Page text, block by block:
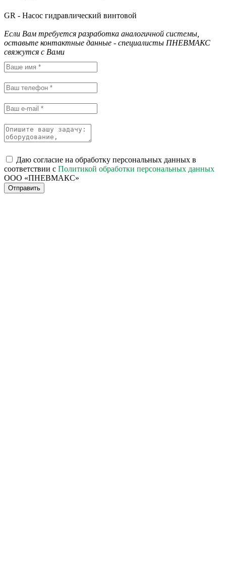
GR - Насос гидравлический винтовой
Если Вам требуется разработка аналогичной системы,
оставьте контактные данные - специалисты ПНЕВМАКС
свяжутся с Вами
Даю согласие на обработку персональных данных в
соответствии с Политикой обработки персональных данных
ООО «ПНЕВМАКС»
Отправить